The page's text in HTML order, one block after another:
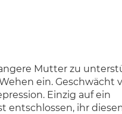
Mutter zu
ein. Geschwächt
Einzig auf ein
entschlossen, ihr